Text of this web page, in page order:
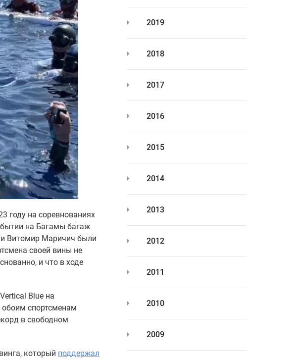
году на соревнованиях
на Багамы багаж
Витомир Маричич были
своей вины не
и что в ходе
Blue на
обоим спортсменам
в свободном
который поддержал
2019
2018
2017
2016
2015
2014
2013
2012
2011
2010
2009